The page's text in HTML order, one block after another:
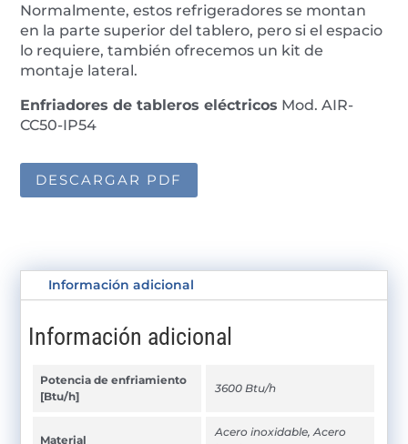
Normalmente, estos refrigeradores se montan
en la parte superior del tablero, pero si el espacio
lo requiere, también ofrecemos un kit de
montaje lateral.
Enfriadores de tableros eléctricos Mod. AIR-
CC50-IP54
DESCARGAR PDF
Información adicional
Información adicional
Potencia de enfriamiento
[Btu/h]
3600 Btu/h
Material
Acero inoxidable, Acero